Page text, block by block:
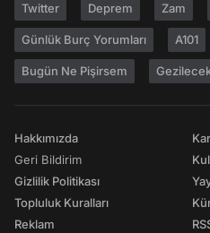
Twitter Deprem Zam
Günlük Burç Yorumları A101
Bugün Ne Pişirsem
Hakkımızda
Geri Bildirim
Gizlilik Politikası
Topluluk Kuralları
Reklam